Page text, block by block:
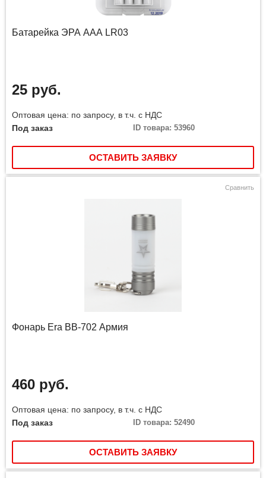
Батарейка ЭРА ААА LR03
25 руб.
Оптовая цена: по запросу, в т.ч. с НДС
Под заказ
ID товара: 53960
ОСТАВИТЬ ЗАЯВКУ
Сравнить
Фонарь Era BB-702 Армия
460 руб.
Оптовая цена: по запросу, в т.ч. с НДС
Под заказ
ID товара: 52490
ОСТАВИТЬ ЗАЯВКУ